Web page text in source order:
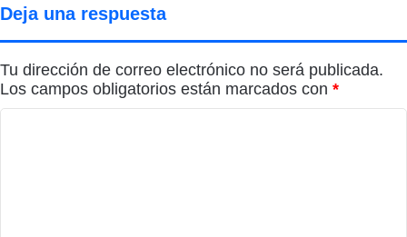
Deja una respuesta
Tu dirección de correo electrónico no será publicada.
Los campos obligatorios están marcados con *